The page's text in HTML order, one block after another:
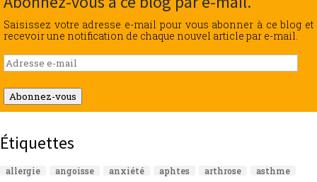
Saisissez votre adresse e-mail pour vous abonner à ce blog et
recevoir une notification de chaque nouvel article par e-mail.
Adresse
e-
mail
Abonnez-vous
Étiquettes
allergie angoisse anxiété aphtes arthrose
asthme